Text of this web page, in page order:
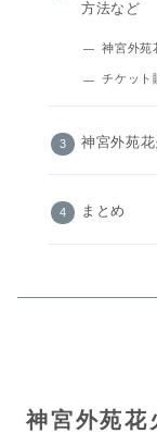
方法など
神宮外苑
チケット
神宮外苑
まとめ
神宮外苑